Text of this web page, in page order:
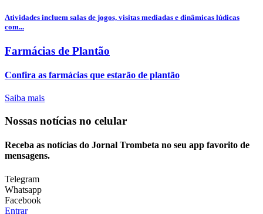
Atividades incluem salas de jogos, visitas mediadas e dinâmicas lúdicas
com...
Farmácias de Plantão
Confira as farmácias que estarão de plantão
Saiba mais
Nossas notícias no celular
Receba as notícias do Jornal Trombeta no seu app favorito de
mensagens.
Telegram
Whatsapp
Facebook
Entrar